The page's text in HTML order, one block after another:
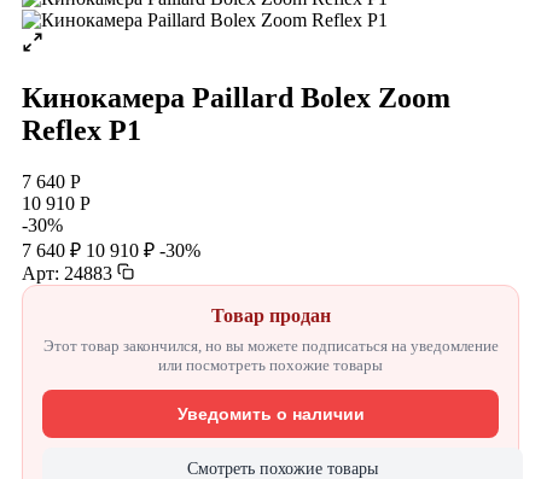
Кинокамера Paillard Bolex Zoom
Reflex P1
7 640 Р
10 910 Р
-30%
7 640 ₽ 10 910 ₽ -30%
Арт: 24883
Товар продан
Этот товар закончился, но вы можете подписаться на уведомление
или посмотреть похожие товары
Уведомить о наличии
Смотреть похожие товары